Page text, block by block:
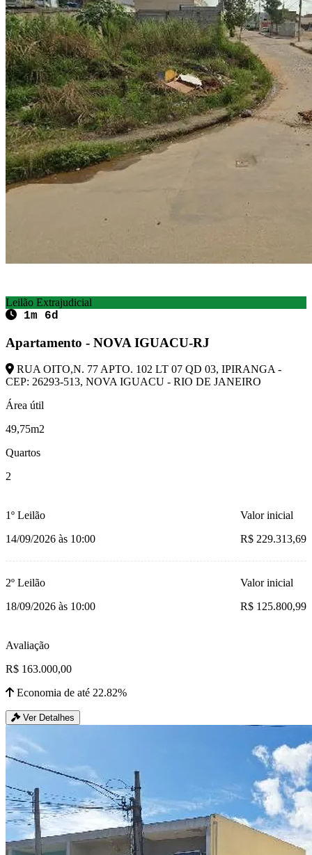
Leilão Extrajudicial
1m 6d
Apartamento - NOVA IGUACU-RJ
RUA OITO,N. 77 APTO. 102 LT 07 QD 03, IPIRANGA -
CEP: 26293-513, NOVA IGUACU - RIO DE JANEIRO
Área útil
49,75m2
Quartos
2
1º Leilão
14/09/2026 às 10:00
Valor inicial
R$ 229.313,69
2º Leilão
18/09/2026 às 10:00
Valor inicial
R$ 125.800,99
Avaliação
R$ 163.000,00
Economia de até 22.82%
Ver Detalhes